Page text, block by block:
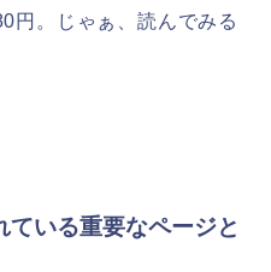
円。じゃぁ、読んでみる
いる重要なページと